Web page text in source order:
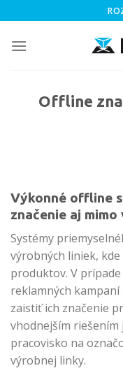
to
content
Offline
Výkonné offline
značenie aj
Systémy
výrobných liniek,
produktov. V
reklamných
zaistiť ich značenie
vhodnejším
pracovisko na
výrobnej linky.